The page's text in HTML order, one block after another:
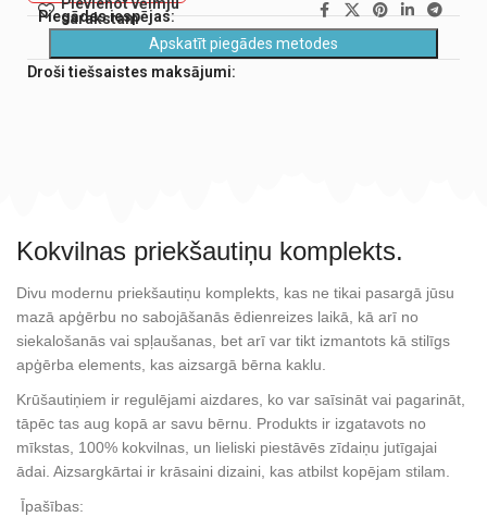
sarakstam
Piegādes iespējas:
Apskatīt piegādes metodes
Droši tiešsaistes maksājumi:
Kokvilnas priekšautiņu komplekts.
Divu modernu priekšautiņu komplekts, kas ne tikai pasargā jūsu
mazā apģērbu no sabojāšanās ēdienreizes laikā, kā arī no
siekalošanās vai spļaušanas, bet arī var tikt izmantots kā stilīgs
apģērba elements, kas aizsargā bērna kaklu.
Krūšautiņiem ir regulējami aizdares, ko var saīsināt vai pagarināt,
tāpēc tas aug kopā ar savu bērnu. Produkts ir izgatavots no
mīkstas, 100% kokvilnas, un lieliski piestāvēs zīdaiņu jutīgajai
ādai. Aizsargkārtai ir krāsaini dizaini, kas atbilst kopējam stilam.
Īpašības: